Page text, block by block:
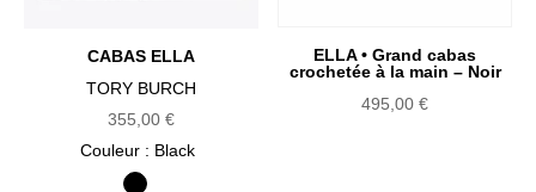
CABAS ELLA
TORY BURCH
355,00 €
Couleur : Black
ELLA • Grand cabas
crochetée à la main – Noir
495,00€